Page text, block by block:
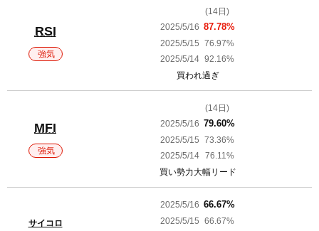
RSI
強気
(14日)
2025/5/16 87.78%
2025/5/15 76.97%
2025/5/14 92.16%
買われ過ぎ
MFI
強気
(14日)
2025/5/16 79.60%
2025/5/15 73.36%
2025/5/14 76.11%
買い勢力大幅リード
サイコロ
2025/5/16 66.67%
2025/5/15 66.67%